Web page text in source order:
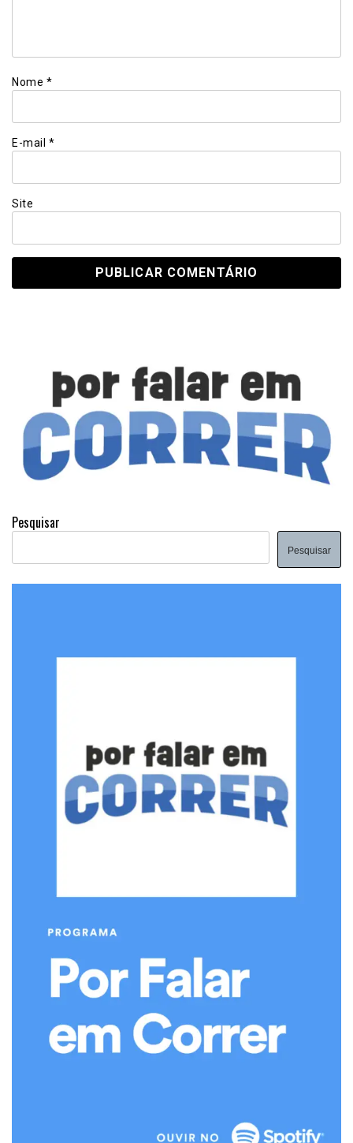
Nome *
E-mail *
Site
Pesquisar
Pesquisar